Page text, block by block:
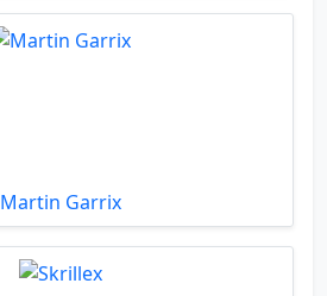
Martin Garrix